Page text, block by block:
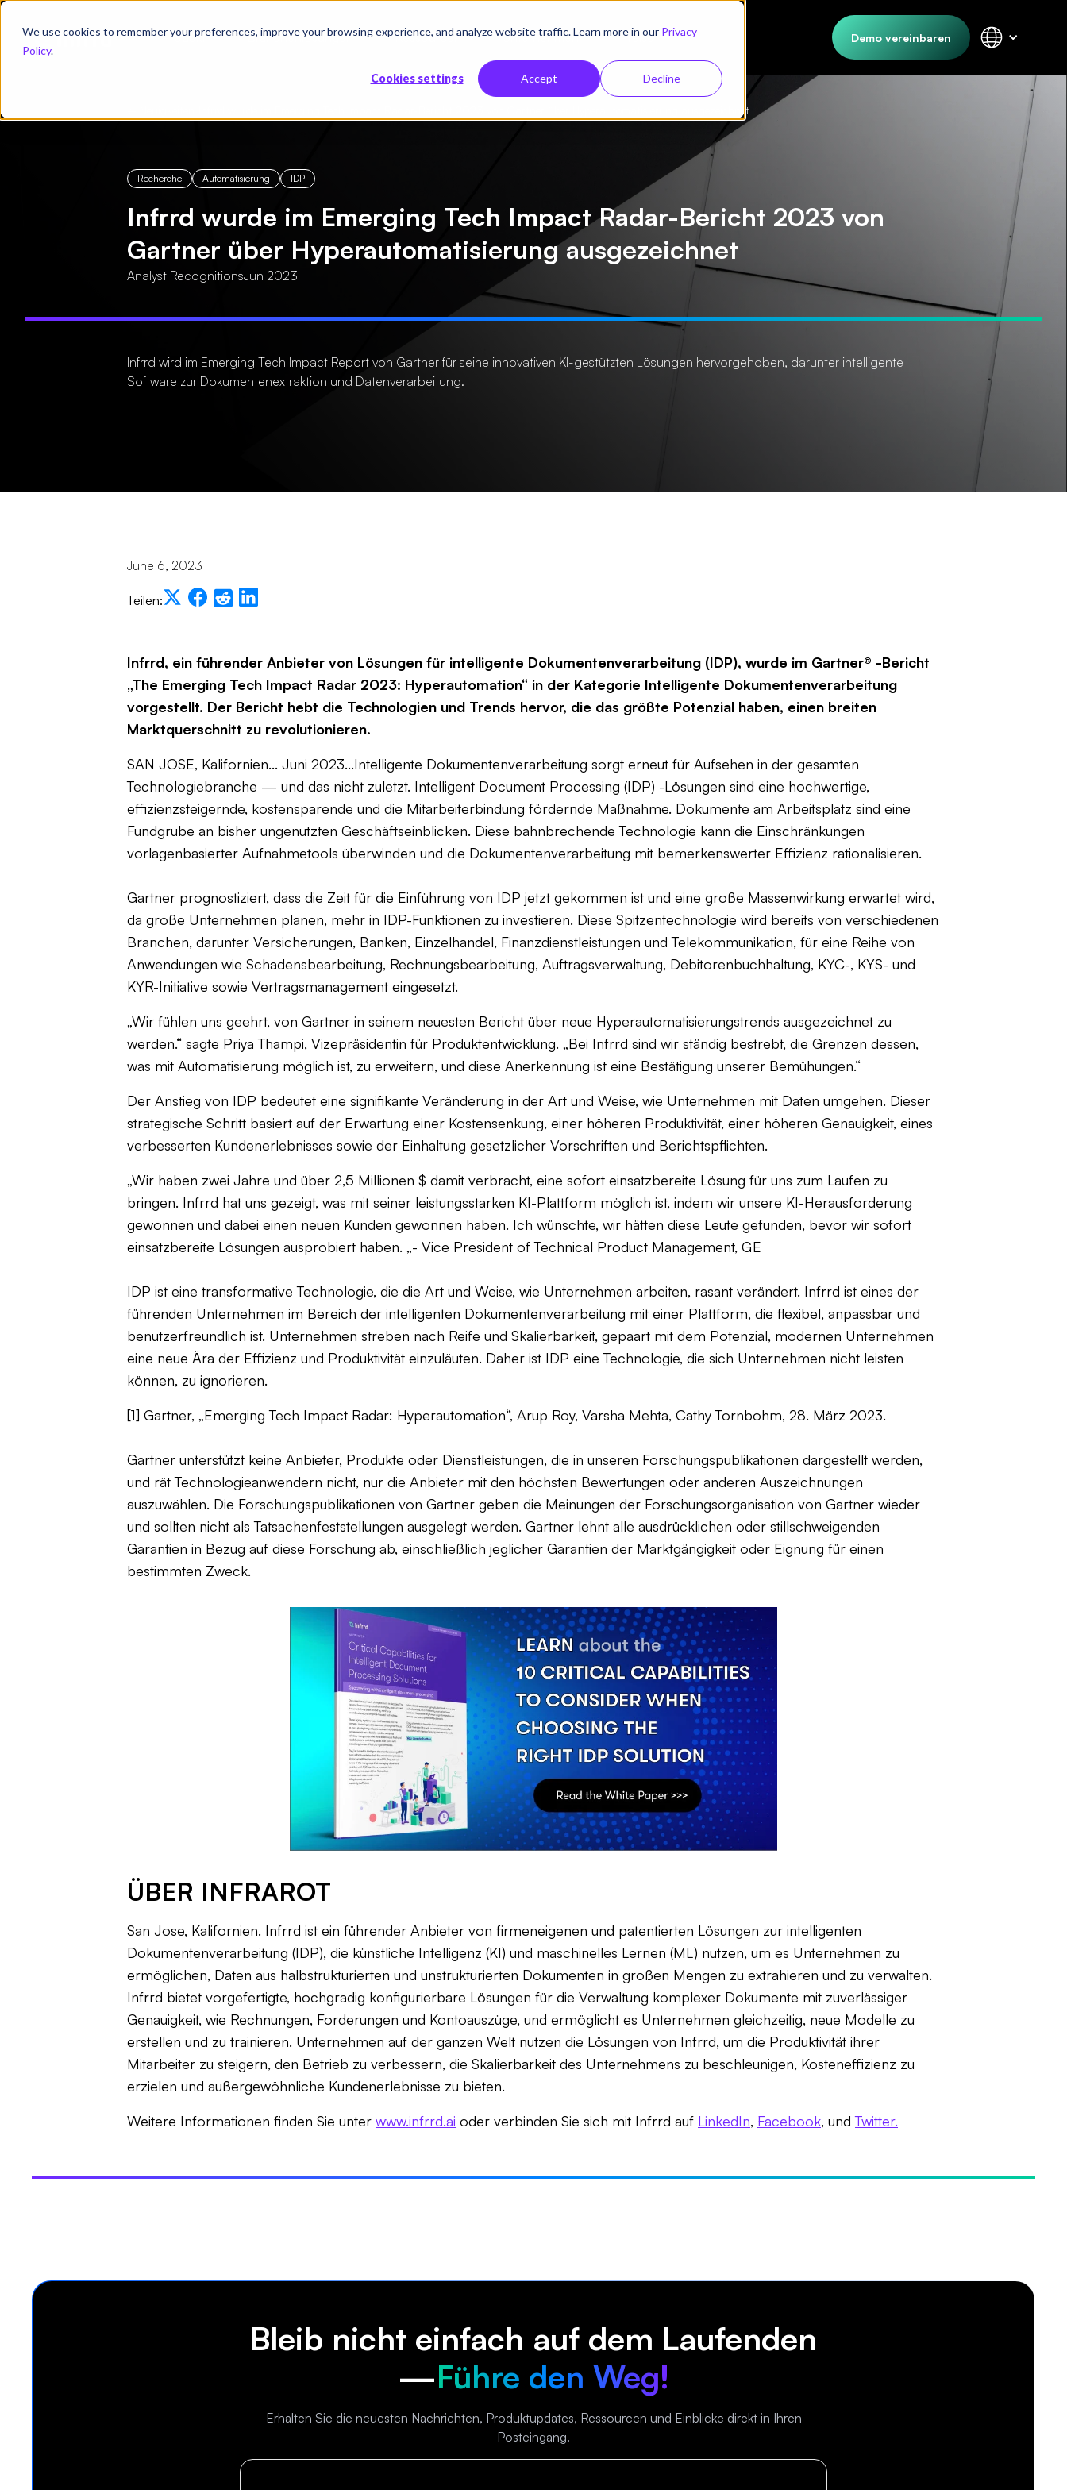
We use cookies to remember your preferences, improve your browsing experience, and analyze website traffic. Learn more in our Privacy
Policy.
Cookies settings Accept Decline
Produkt Branchenlösungen Ressourcen Unternehmen Preise Demo vereinbaren
Infrrd wurde im Emerging Tech Impact Radar-Bericht 2023 von Gartner über Hyperautomatisierung ausgezeichnet
Recherche Automatisierung IDP
Infrrd wurde im Emerging Tech Impact Radar-Bericht 2023 von
Gartner über Hyperautomatisierung ausgezeichnet
Analyst RecognitionsJun 2023
Infrrd wird im Emerging Tech Impact Report von Gartner für seine innovativen KI-gestützten Lösungen hervorgehoben, darunter intelligente
Software zur Dokumentenextraktion und Datenverarbeitung.
June 6, 2023
Teilen:
Infrrd, ein führender Anbieter von Lösungen für intelligente Dokumentenverarbeitung (IDP), wurde im Gartner® -Bericht
„The Emerging Tech Impact Radar 2023: Hyperautomation“ in der Kategorie Intelligente Dokumentenverarbeitung
vorgestellt. Der Bericht hebt die Technologien und Trends hervor, die das größte Potenzial haben, einen breiten
Marktquerschnitt zu revolutionieren.
SAN JOSE, Kalifornien... Juni 2023...Intelligente Dokumentenverarbeitung sorgt erneut für Aufsehen in der gesamten
Technologiebranche — und das nicht zuletzt. Intelligent Document Processing (IDP) -Lösungen sind eine hochwertige,
effizienzsteigernde, kostensparende und die Mitarbeiterbindung fördernde Maßnahme. Dokumente am Arbeitsplatz sind eine
Fundgrube an bisher ungenutzten Geschäftseinblicken. Diese bahnbrechende Technologie kann die Einschränkungen
vorlagenbasierter Aufnahmetools überwinden und die Dokumentenverarbeitung mit bemerkenswerter Effizienz rationalisieren.
Gartner prognostiziert, dass die Zeit für die Einführung von IDP jetzt gekommen ist und eine große Massenwirkung erwartet wird,
da große Unternehmen planen, mehr in IDP-Funktionen zu investieren. Diese Spitzentechnologie wird bereits von verschiedenen
Branchen, darunter Versicherungen, Banken, Einzelhandel, Finanzdienstleistungen und Telekommunikation, für eine Reihe von
Anwendungen wie Schadensbearbeitung, Rechnungsbearbeitung, Auftragsverwaltung, Debitorenbuchhaltung, KYC-, KYS- und
KYR-Initiative sowie Vertragsmanagement eingesetzt.
„Wir fühlen uns geehrt, von Gartner in seinem neuesten Bericht über neue Hyperautomatisierungstrends ausgezeichnet zu
werden.“ sagte Priya Thampi, Vizepräsidentin für Produktentwicklung. „Bei Infrrd sind wir ständig bestrebt, die Grenzen dessen,
was mit Automatisierung möglich ist, zu erweitern, und diese Anerkennung ist eine Bestätigung unserer Bemühungen.“
Der Anstieg von IDP bedeutet eine signifikante Veränderung in der Art und Weise, wie Unternehmen mit Daten umgehen. Dieser
strategische Schritt basiert auf der Erwartung einer Kostensenkung, einer höheren Produktivität, einer höheren Genauigkeit, eines
verbesserten Kundenerlebnisses sowie der Einhaltung gesetzlicher Vorschriften und Berichtspflichten.
„Wir haben zwei Jahre und über 2,5 Millionen $ damit verbracht, eine sofort einsatzbereite Lösung für uns zum Laufen zu
bringen. Infrrd hat uns gezeigt, was mit seiner leistungsstarken KI-Plattform möglich ist, indem wir unsere KI-Herausforderung
gewonnen und dabei einen neuen Kunden gewonnen haben. Ich wünschte, wir hätten diese Leute gefunden, bevor wir sofort
einsatzbereite Lösungen ausprobiert haben. „- Vice President of Technical Product Management, GE
IDP ist eine transformative Technologie, die die Art und Weise, wie Unternehmen arbeiten, rasant verändert. Infrrd ist eines der
führenden Unternehmen im Bereich der intelligenten Dokumentenverarbeitung mit einer Plattform, die flexibel, anpassbar und
benutzerfreundlich ist. Unternehmen streben nach Reife und Skalierbarkeit, gepaart mit dem Potenzial, modernen Unternehmen
eine neue Ära der Effizienz und Produktivität einzuläuten. Daher ist IDP eine Technologie, die sich Unternehmen nicht leisten
können, zu ignorieren.
[1] Gartner, „Emerging Tech Impact Radar: Hyperautomation“, Arup Roy, Varsha Mehta, Cathy Tornbohm, 28. März 2023.
Gartner unterstützt keine Anbieter, Produkte oder Dienstleistungen, die in unseren Forschungspublikationen dargestellt werden,
und rät Technologieanwendern nicht, nur die Anbieter mit den höchsten Bewertungen oder anderen Auszeichnungen
auszuwählen. Die Forschungspublikationen von Gartner geben die Meinungen der Forschungsorganisation von Gartner wieder
und sollten nicht als Tatsachenfeststellungen ausgelegt werden. Gartner lehnt alle ausdrücklichen oder stillschweigenden
Garantien in Bezug auf diese Forschung ab, einschließlich jeglicher Garantien der Marktgängigkeit oder Eignung für einen
bestimmten Zweck.
ÜBER INFRAROT
San Jose, Kalifornien. Infrrd ist ein führender Anbieter von firmeneigenen und patentierten Lösungen zur intelligenten
Dokumentenverarbeitung (IDP), die künstliche Intelligenz (KI) und maschinelles Lernen (ML) nutzen, um es Unternehmen zu
ermöglichen, Daten aus halbstrukturierten und unstrukturierten Dokumenten in großen Mengen zu extrahieren und zu verwalten.
Infrrd bietet vorgefertigte, hochgradig konfigurierbare Lösungen für die Verwaltung komplexer Dokumente mit zuverlässiger
Genauigkeit, wie Rechnungen, Forderungen und Kontoauszüge, und ermöglicht es Unternehmen gleichzeitig, neue Modelle zu
erstellen und zu trainieren. Unternehmen auf der ganzen Welt nutzen die Lösungen von Infrrd, um die Produktivität ihrer
Mitarbeiter zu steigern, den Betrieb zu verbessern, die Skalierbarkeit des Unternehmens zu beschleunigen, Kosteneffizienz zu
erzielen und außergewöhnliche Kundenerlebnisse zu bieten.
Weitere Informationen finden Sie unter www.infrrd.ai oder verbinden Sie sich mit Infrrd auf LinkedIn, Facebook, undTwitter.
Bleib nicht einfach auf dem Laufenden
—Führe den Weg!
Erhalten Sie die neuesten Nachrichten, Produktupdates, Ressourcen und Einblicke direkt in Ihren
Posteingang.